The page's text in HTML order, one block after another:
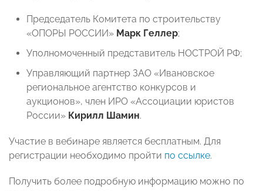
Председатель Комитета по строительству
«ОПОРЫ РОССИИ» Марк Геллер;
Уполномоченный представитель НОСТРОЙ РФ;
Управляющий партнер ЗАО «Ивановское
региональное агентство конкурсов и
аукционов», член ИРО «Ассоциации юристов
России» Кирилл Шамин.
Участие в вебинаре является бесплатным. Для
регистрации необходимо пройти по ссылке.
Получить более подробную информацию можно по